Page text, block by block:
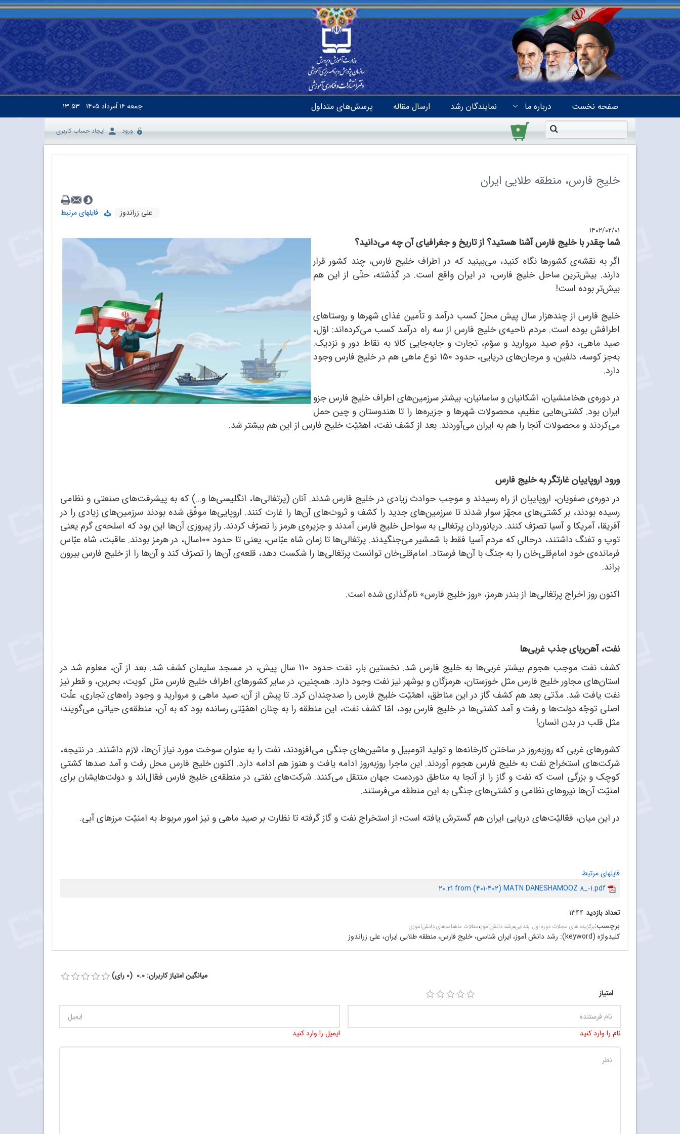
صفحه نخست درباره ما نمایندگان رشد ارسال مقاله پرسش‌های متداول جمعه۱۶ اَمرداد ۱۴۰۵ ۱۳:۵۳
۰ ورود ایجاد حساب کاربری
خلیج فارس، منطقه طلایی ایران
علی زراندوز
فایلهای مرتبط
۱۴۰۲/۰۲/۰۱
شما چقدر با خلیج‌ فارس آشنا هستید؟ از تاریخ و جغرافیای آن چه می‌دانید؟
اگر به نقشه‌ی‌ کشورها نگاه کنید، می‌بینید که در اطراف خلیج فارس، چند کشور قرار
دارند. بیش‌ترین ساحل خلیج فارس، در ایران واقع است. در گذشته، حتّی از این هم
بیش‌تر بوده است!
خلیج فارس از چندهزار سال پیش محلّ کسب درآمد و تأمین غذای شهرها و روستاهای
اطرافش بوده است. مردم ناحیه‌ی خلیج فارس از سه راه درآمد کسب می‌کرده‌اند: اوّل،
صید ماهی، دوّم صید مروارید و سوّم، تجارت و جابه‌جایی کالا به نقاط دور و نزدیک.
به‌جز کوسه، دلفین، و مرجان‌های دریایی، حدود 150 نوع ماهی هم در خلیج فارس وجود
دارد.
در دوره‌ی هخامنشیان، اشکانیان و ساسانیان، بیشتر سرزمین‌های اطراف خلیج فارس جزو
ایران بود. کشتی‌هایی عظیم، محصولات شهرها و جزیره‌ها را تا هندوستان و چین حمل
می‌کردند و محصولات آنجا را هم به ایران می‌آوردند. بعد از کشف نفت، اهمّیّت خلیج فارس از این هم بیشتر شد.
ورود اروپاییان غارتگر به خلیج فارس
در دوره‌ی صفویان، اروپاییان از راه رسیدند و موجب حوادث زیادی در خلیج فارس شدند. آنان (پرتغالی‌ها، انگلیسی‌ها و...) که به پیشرفت‌های صنعتی و نظامی
رسیده بودند، بر کشتی‌های مجهّز سوار شدند تا سرزمین‌های جدید را کشف و ثروت‌های آن‌ها را غارت کنند. اروپایی‌ها موفّق شده بودند سرزمین‌های زیادی را در
آفریقا، آمریکا و آسیا تصرّف کنند. دریانوردان پرتغالی به سواحل خلیج فارس آمدند و جزیره‌ی هرمز را تصرّف کردند. راز پیروزی آن‌ها این بود که اسلحه‌ی گرم یعنی
توپ و تفنگ داشتند، درحالی که مردم آسیا فقط با شمشیر می‌جنگیدند. پرتغالی‌ها تا زمان شاه عبّاس، یعنی تا حدود 100سال، در هرمز بودند. عاقبت، شاه عبّاس
فرمانده‌ی خود امام‌قلی‌خان را به جنگ با آن‌ها فرستاد. امام‌قلی‌خان توانست پرتغالی‌ها را شکست دهد، قلعه‌ی آن‌ها را تصرّف کند و آن‌ها را از خلیج فارس بیرون
براند.
اکنون روز اخراج پرتغالی‌ها از بندر هرمز، «روز خلیج فارس» نام‌گذاری شده است.
نفت، آهن‌ربای جذب غربی‌ها
کشف نفت موجب هجوم بیشتر غربی‌ها به خلیج فارس شد. نخستین بار، نفت حدود 110 سال پیش، در مسجد سلیمان کشف شد. بعد از آن، معلوم شد در
استان‌های مجاور خلیج فارس مثل خوزستان، هرمزگان و بوشهر نیز نفت وجود دارد. همچنین، در سایر کشورهای اطراف خلیج فارس مثل کویت، بحرین، و قطر نیز
نفت یافت شد. مدّتی بعد هم کشف گاز در این مناطق، اهمّیّت خلیج فارس را صدچندان کرد. تا پیش از آن، صید ماهی و مروارید و وجود راه‌های تجاری، علّت
اصلی توجّه دولت‌ها و رفت و آمد کشتی‌ها در خلیج فارس بود، امّا کشف نفت، این منطقه را به چنان اهمّیّتی رسانده بود که به آن، منطقه‌ی حیاتی می‌گویند؛
مثل قلب در بدن انسان!
کشورهای غربی که روزبه‌روز در ساختن کارخانه‌ها و تولید اتومبیل و ماشین‌های جنگی می‌افزودند، نفت را به عنوان سوخت مورد نیاز آن‌ها، لازم داشتند. در نتیجه،
شرکت‌های استخراج نفت به خلیج فارس هجوم آوردند. این ماجرا روزبه‌روز ادامه یافت و هنوز هم ادامه دارد. اکنون خلیج فارس محل رفت و آمد صدها کشتی
کوچک و بزرگی است که نفت و گاز را از آنجا به مناطق دوردست جهان منتقل می‌کنند. شرکت‌های نفتی در منطقه‌ی خلیج فارس فعّال‌اند و دولت‌هایشان برای
امنیّت آن‌ها نیروهای نظامی و کشتی‌های جنگی به این منطقه می‌فرستند.
در این میان، فعّالیّت‌های دریایی ایران هم گسترش یافته است؛ از استخراج نفت و گاز گرفته تا نظارت بر صید ماهی و نیز امور مربوط به امنیّت مرزهای آبی.
فایلهای مرتبط
20.21 from (401-402) MATN DANESHAMOOZ 8_-1.pdf
تعداد بازدید ۱۳۴۴
برچسب:برگزیده های مجلات دوره اول ابتدایی،رشد دانش‌آموز،مقالات ماهنامه‌های دانش‌آموزی
کلیدواژه (keyword): رشد دانش آموز، ایران شناسی، خلیج فارس، منطقه طلایی ایران، علی زراندوز
میانگین امتیاز کاربران: 0.0 (0 رای)
امتیاز
نام را وارد کنید ایمیل را وارد کنید